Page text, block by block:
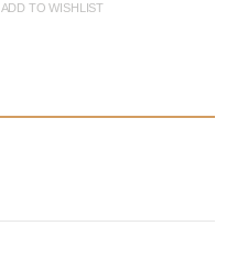
ADD TO WISHLIST